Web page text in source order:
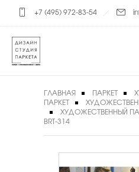
+7 (495) 972-83-54
ГЛАВНАЯ ПАРКЕТ
ПАРКЕТ
ХУДОЖЕСТВЕННЫЙ
BRT-314